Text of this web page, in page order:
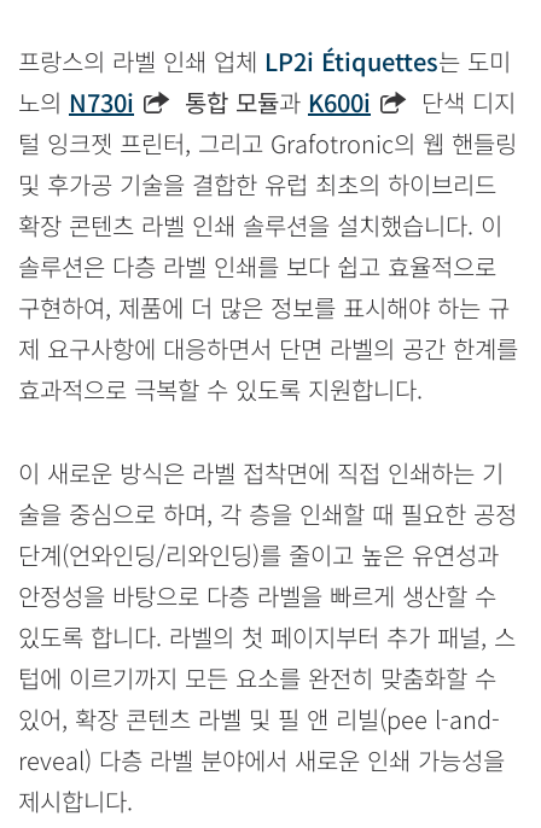
프랑스의 라벨 인쇄 업체 LP2i Étiquettes는 도미
노의 N730i 통합 모듈과 K600i
단색 디지
털 잉크젯 프린터, 그리고 Grafotronic의 웹 핸들링
및 후가공 기술을 결합한 유럽 최초의 하이브리드
확장 콘텐츠 라벨 인쇄 솔루션을 설치했습니다. 이
솔루션은 다층 라벨 인쇄를 보다 쉽고 효율적으로
구현하여, 제품에 더 많은 정보를 표시해야 하는 규
제 요구사항에 대응하면서 단면 라벨의 공간 한계를
효과적으로 극복할 수 있도록 지원합니다.
이 새로운 방식은 라벨 접착면에 직접 인쇄하는 기
술을 중심으로 하며, 각 층을 인쇄할 때 필요한 공정
단계(언와인딩/리와인딩)를 줄이고 높은 유연성과
안정성을 바탕으로 다층 라벨을 빠르게 생산할 수
있도록 합니다. 라벨의 첫 페이지부터 추가 패널, 스
텁에 이르기까지 모든 요소를 완전히 맞춤화할 수
있어, 확장 콘텐츠 라벨 및 필 앤 리빌(pee l-and-
reveal) 다층 라벨 분야에서 새로운 인쇄 가능성을
제시합니다.